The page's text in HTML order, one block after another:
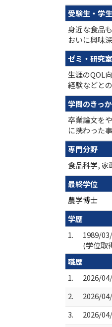
受験生・学
身近な食品
おいに興味
ゼミ・研究
生涯のQOL
経験などと
学問のきっ
卒業論文を
に携わった
専門分野
食品科学,
最終学位
農学博士
学歴
1.
1989/
(学位取
職歴
1.
2026/
2.
2026/
3.
2026/